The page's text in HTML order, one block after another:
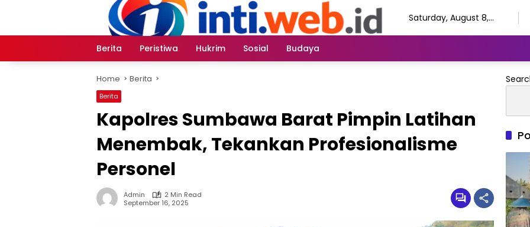
Saturday, August 8,
Berita
Peristiwa Hukrim Sosial Budaya
Home Berita
Berita
Kapolres Sumbawa Barat Pimpin Latihan
Menembak, Tekankan Profesionalisme
Personel
Admin
2 Min Read
September 16, 2025